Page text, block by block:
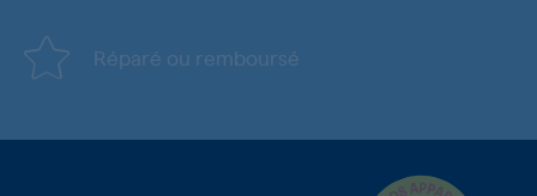
Réparé ou remboursé